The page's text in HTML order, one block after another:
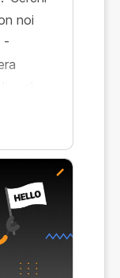
noi
-
veder
che
sei
di
per
con le